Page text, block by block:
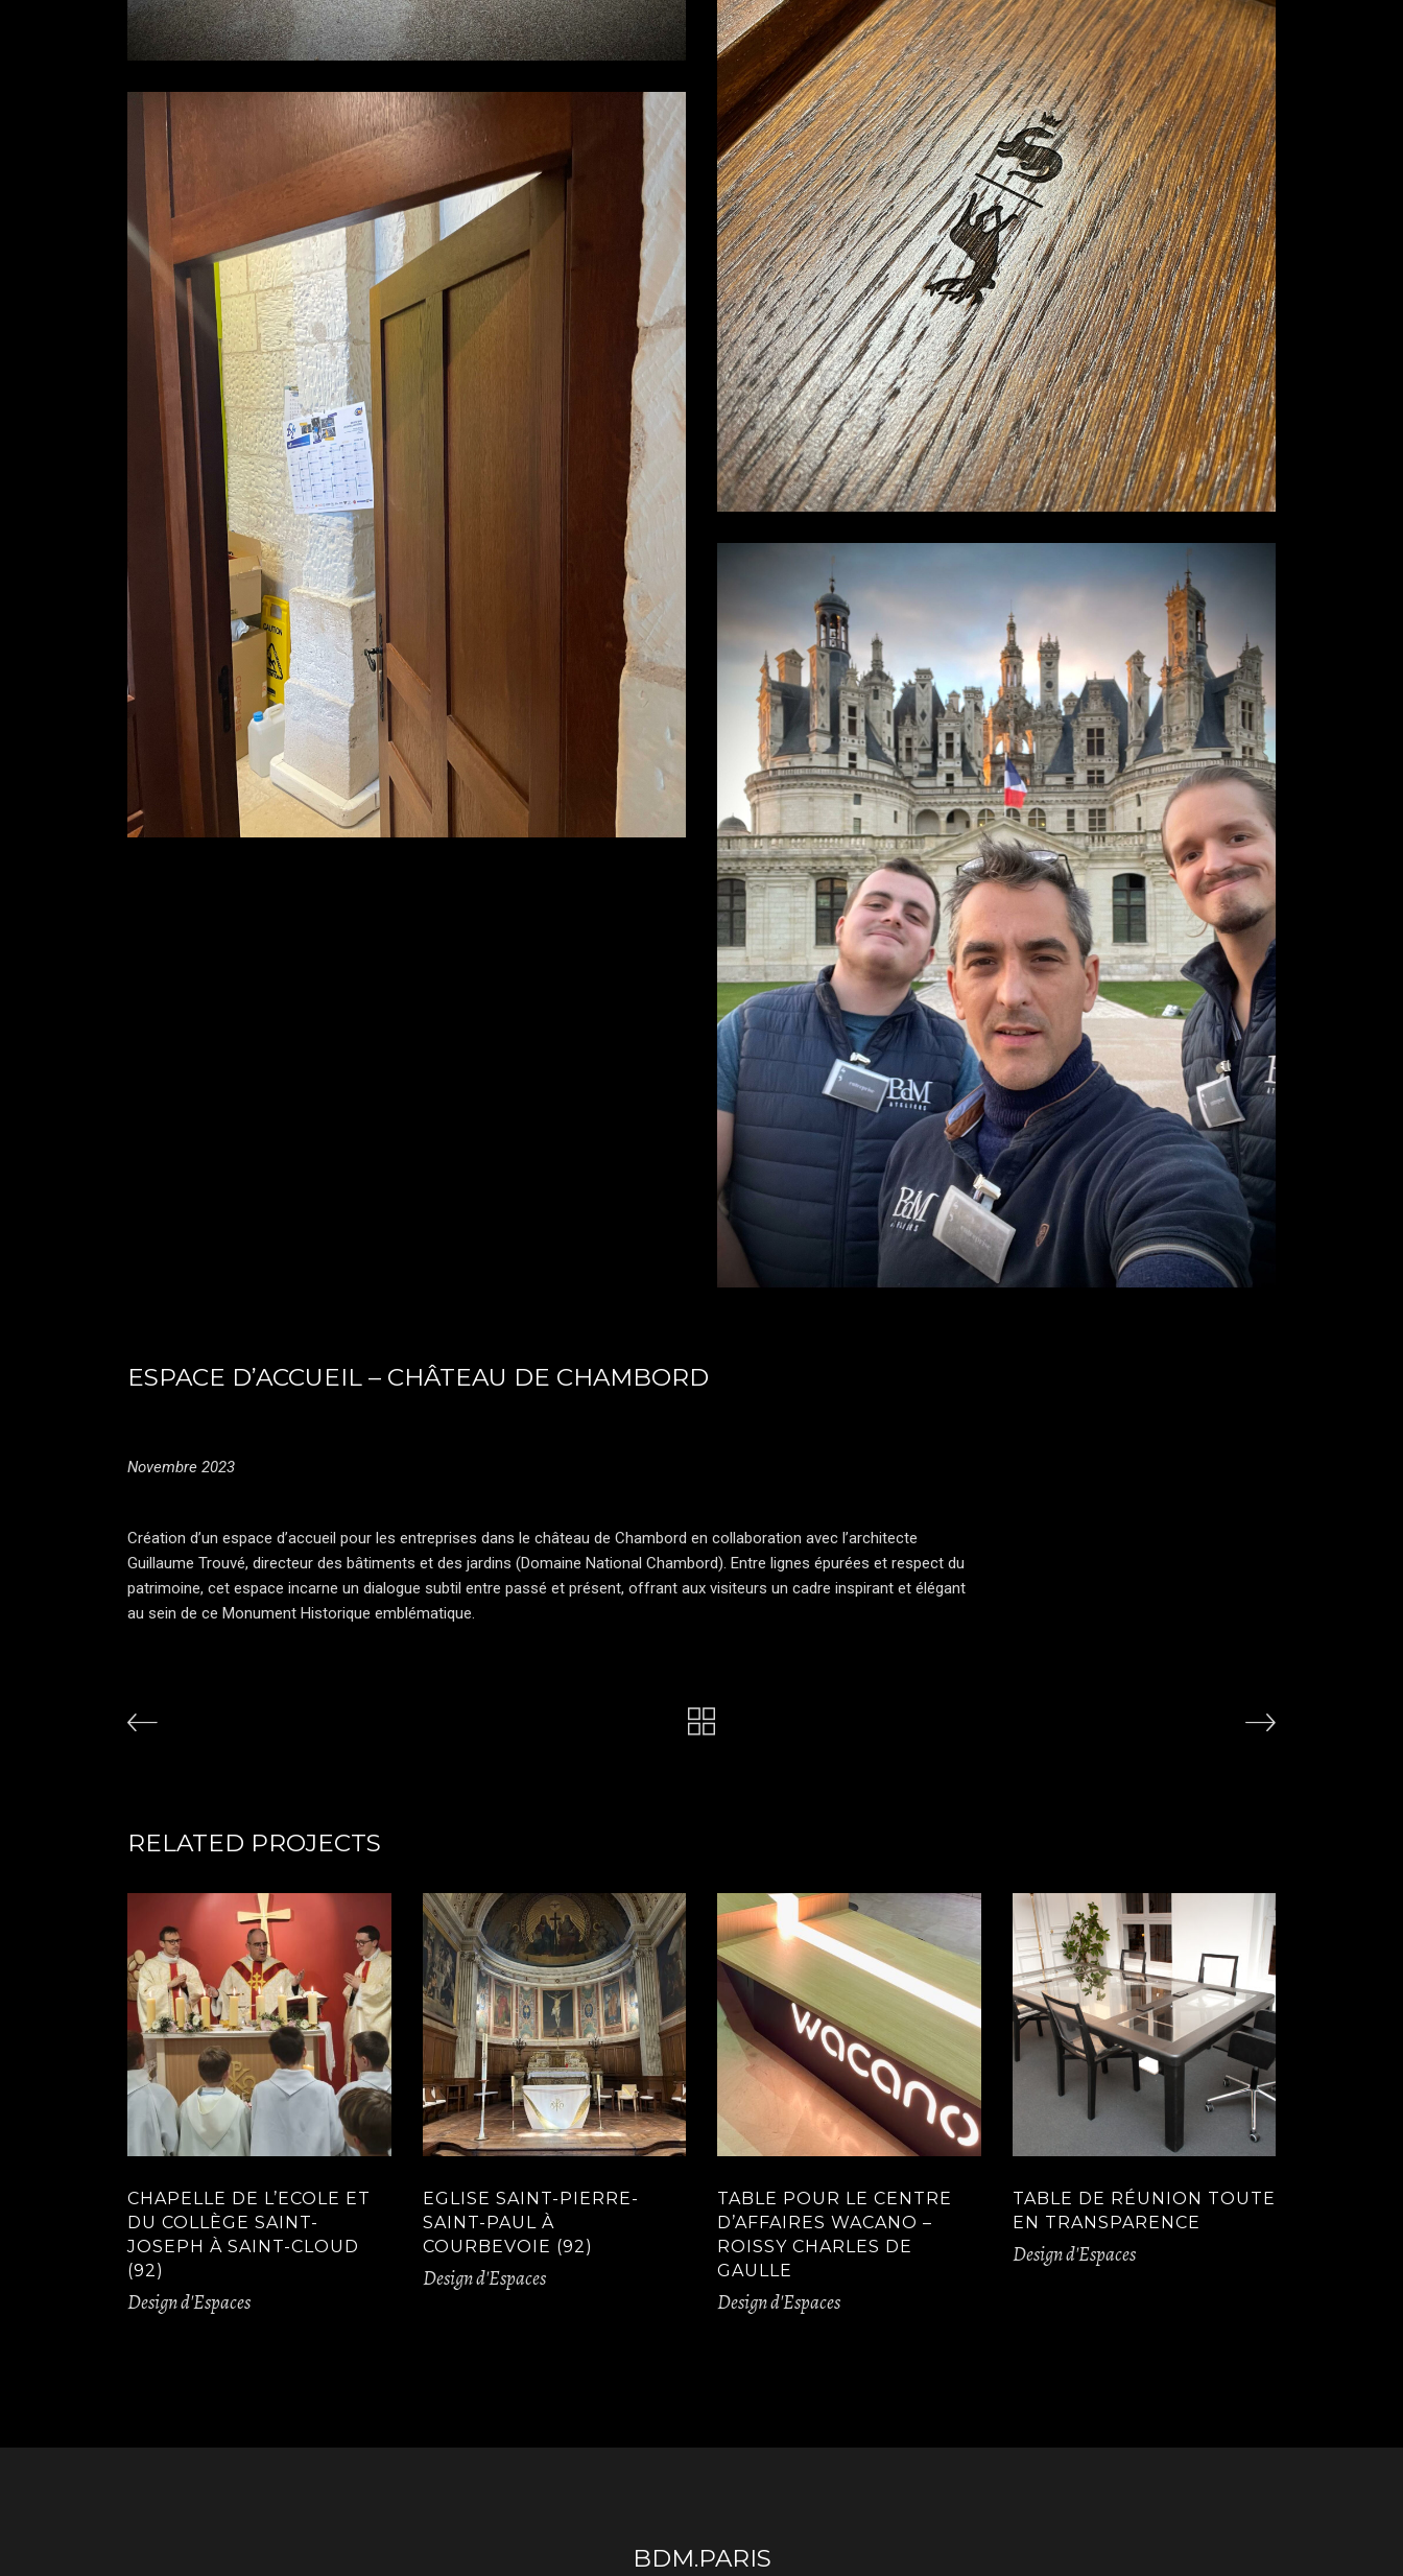
ESPACE D’ACCUEIL – CHÂTEAU DE CHAMBORD
Novembre 2023
Création d’un espace d’accueil pour les entreprises dans le château de Chambord en collaboration avec l’architecte
Guillaume Trouvé, directeur des bâtiments et des jardins (Domaine National Chambord). Entre lignes épurées et respect du
patrimoine, cet espace incarne un dialogue subtil entre passé et présent, offrant aux visiteurs un cadre inspirant et élégant
au sein de ce Monument Historique emblématique.
RELATED PROJECTS
CHAPELLE DE L’ECOLE ET
DU COLLÈGE SAINT-
JOSEPH À SAINT-CLOUD
(92)
Design d'Espaces
EGLISE SAINT-PIERRE-
SAINT-PAUL À
COURBEVOIE (92)
Design d'Espaces
TABLE POUR LE CENTRE
D’AFFAIRES WACANO –
ROISSY CHARLES DE
GAULLE
Design d'Espaces
TABLE DE RÉUNION TOUTE
EN TRANSPARENCE
Design d'Espaces
BDM.PARIS